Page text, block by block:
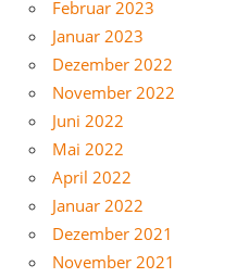
Februar 2023
Januar 2023
Dezember 2022
November 2022
Juni 2022
Mai 2022
April 2022
Januar 2022
Dezember 2021
November 2021